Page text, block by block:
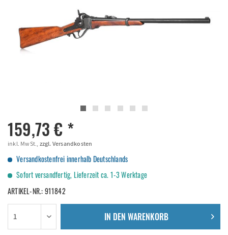
159,73 € *
inkl. MwSt., zzgl. Versandkosten
Versandkostenfrei innerhalb Deutschlands
Sofort versandfertig, Lieferzeit ca. 1-3 Werktage
ARTIKEL-NR.:911842
IN DEN WARENKORB